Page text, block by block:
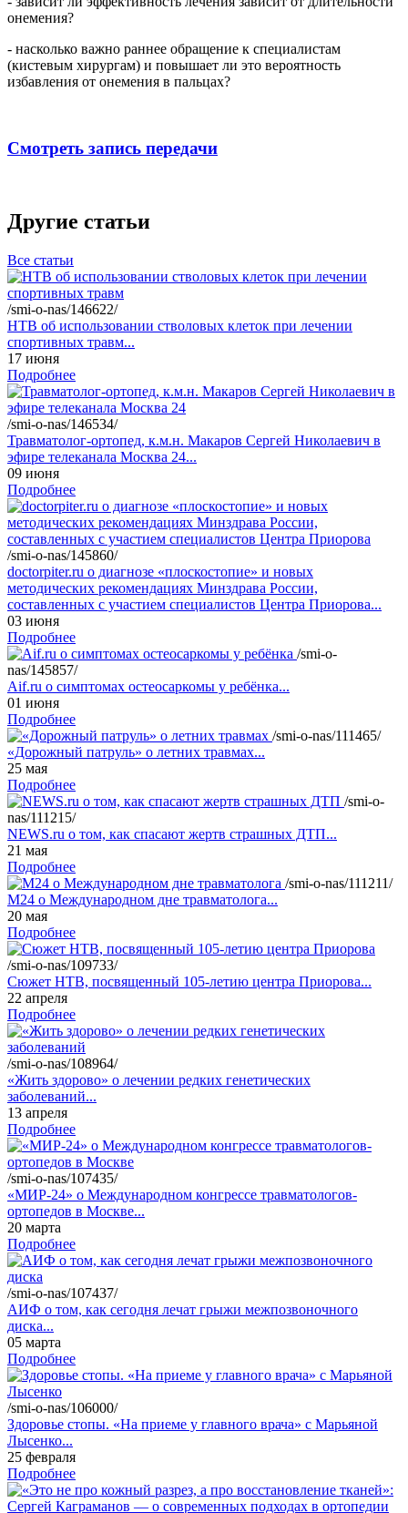
онемения?
- насколько важно раннее обращение к специалистам
(кистевым хирургам) и повышает ли это вероятность
избавления от онемения в пальцах?
Смотреть запись передачи
Другие статьи
Все статьи
/smi-o-nas/146622/
НТВ об использовании стволовых клеток при лечении
спортивных травм...
17 июня
Подробнее
/smi-o-nas/146534/
Травматолог-ортопед, к.м.н. Макаров Сергей Николаевич в
эфире телеканала Москва 24...
09 июня
Подробнее
/smi-o-nas/145860/
doctorpiter.ru о диагнозе «плоскостопие» и новых
методических рекомендациях Минздрава России,
составленных с участием специалистов Центра Приорова...
03 июня
Подробнее
/smi-o-
nas/145857/
Aif.ru о симптомах остеосаркомы у ребёнка...
01 июня
Подробнее
/smi-o-nas/111465/
«Дорожный патруль» о летних травмах...
25 мая
Подробнее
/smi-o-
nas/111215/
NEWS.ru о том, как спасают жертв страшных ДТП...
21 мая
Подробнее
/smi-o-nas/111211/
М24 о Международном дне травматолога...
20 мая
Подробнее
/smi-o-nas/109733/
Сюжет НТВ, посвященный 105-летию центра Приорова...
22 апреля
Подробнее
/smi-o-nas/108964/
«Жить здорово» о лечении редких генетических
заболеваний...
13 апреля
Подробнее
/smi-o-nas/107435/
«МИР-24» о Международном конгрессе травматологов-
ортопедов в Москве...
20 марта
Подробнее
/smi-o-nas/107437/
АИФ о том, как сегодня лечат грыжи межпозвоночного
диска...
05 марта
Подробнее
/smi-o-nas/106000/
Здоровье стопы. «На приеме у главного врача» с Марьяной
Лысенко...
25 февраля
Подробнее